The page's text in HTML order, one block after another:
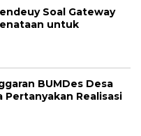
Soal Gateway
untuk
BUMDes Desa
Realisasi